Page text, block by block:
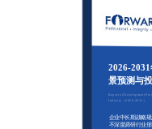
2026-
景预测与
Report of Development
Industry（2026-2031）
企业中长期战略
不深度调研行业